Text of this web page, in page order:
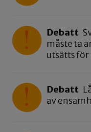
Debatt
måste ta
utsätts för
Debatt
av